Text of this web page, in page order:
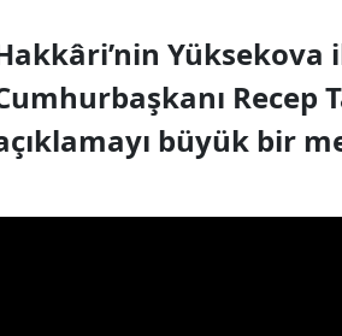
Recep
büyük bir